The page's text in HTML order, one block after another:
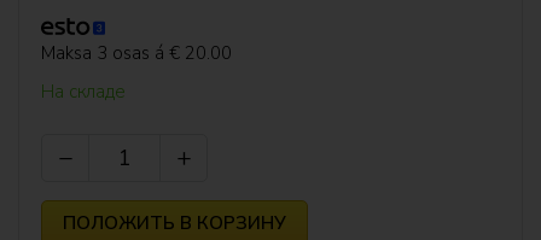
Maksa 3 osas á € 20.00
На складе
 
ПОЛОЖИТЬ В КОРЗИНУ
Harry Potter™
Времена года и случаи
LEGO® Horizon Adventures™